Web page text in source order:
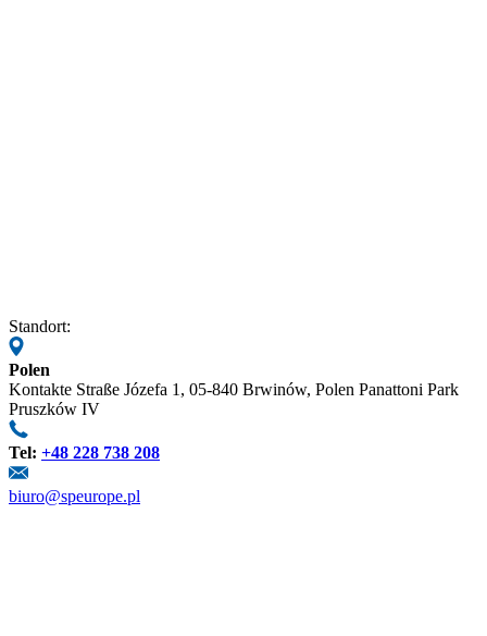
Standort:
Polen
Kontakte Straße Józefa 1, 05-840 Brwinów, Polen Panattoni Park
Pruszków IV
Tel: +48 228 738 208
biuro@speurope.pl